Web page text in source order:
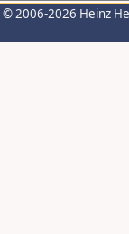
© 2006-2026 Heinz